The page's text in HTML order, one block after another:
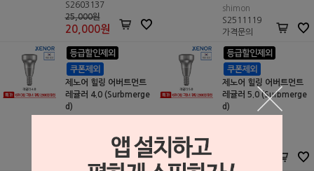
S2603137
25,000원
20,000원
shimon
S2511119
가격문의
제노어 힐링 어버트먼트
레귤러 4.0 (Surbmerge
d)
2,800원
제노어 힐링 어버트먼트
레귤러 5.0 (Surbmerge
d)
2,800